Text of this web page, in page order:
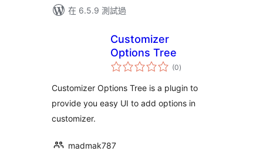
在 6.5.9 測試過
Customizer
Options Tree
(0總
評)
Customizer Options Tree is a plugin to
provide you easy UI to add options in
customizer.
madmak787